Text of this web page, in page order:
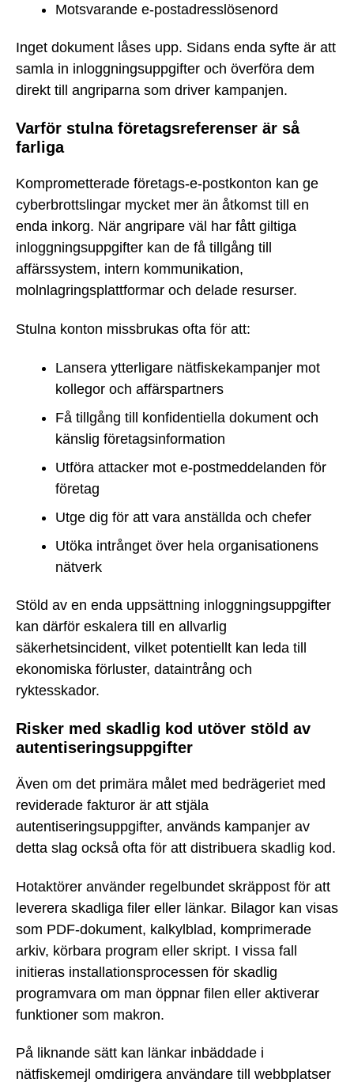
Motsvarande e-postadresslösenord
Inget dokument låses upp. Sidans enda syfte är att
samla in inloggningsuppgifter och överföra dem
direkt till angriparna som driver kampanjen.
Varför stulna företagsreferenser är så
farliga
Komprometterade företags-e-postkonton kan ge
cyberbrottslingar mycket mer än åtkomst till en
enda inkorg. När angripare väl har fått giltiga
inloggningsuppgifter kan de få tillgång till
affärssystem, intern kommunikation,
molnlagringsplattformar och delade resurser.
Stulna konton missbrukas ofta för att:
Lansera ytterligare nätfiskekampanjer mot
kollegor och affärspartners
Få tillgång till konfidentiella dokument och
känslig företagsinformation
Utföra attacker mot e-postmeddelanden för
företag
Utge dig för att vara anställda och chefer
Utöka intrånget över hela organisationens
nätverk
Stöld av en enda uppsättning inloggningsuppgifter
kan därför eskalera till en allvarlig
säkerhetsincident, vilket potentiellt kan leda till
ekonomiska förluster, dataintrång och
ryktesskador.
Risker med skadlig kod utöver stöld av
autentiseringsuppgifter
Även om det primära målet med bedrägeriet med
reviderade fakturor är att stjäla
autentiseringsuppgifter, används kampanjer av
detta slag också ofta för att distribuera skadlig kod.
Hotaktörer använder regelbundet skräppost för att
leverera skadliga filer eller länkar. Bilagor kan visas
som PDF-dokument, kalkylblad, komprimerade
arkiv, körbara program eller skript. I vissa fall
initieras installationsprocessen för skadlig
programvara om man öppnar filen eller aktiverar
funktioner som makron.
På liknande sätt kan länkar inbäddade i
nätfiskemejl omdirigera användare till webbplatser